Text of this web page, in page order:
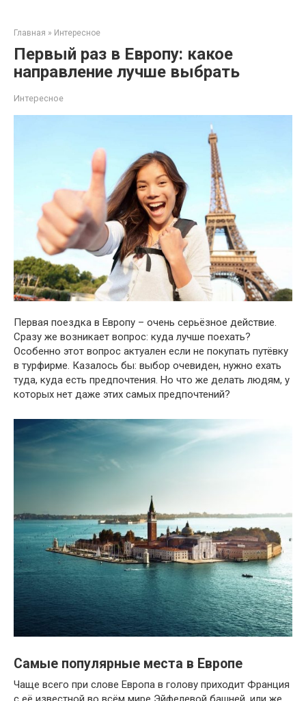
контенту
Главная » Интересное
Первый раз в Европу: какое
направление лучше выбрать
Интересное
Первая поездка в Европу – очень серьёзное действие.
Сразу же возникает вопрос: куда лучше поехать?
Особенно этот вопрос актуален если не покупать путёвку
в турфирме. Казалось бы: выбор очевиден, нужно ехать
туда, куда есть предпочтения. Но что же делать людям, у
которых нет даже этих самых предпочтений?
Самые популярные места в Европе
Чаще всего при слове Европа в голову приходит Франция